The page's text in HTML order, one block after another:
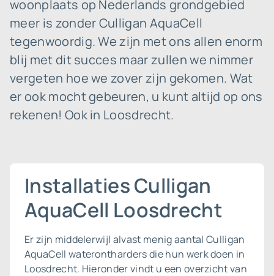
woonplaats op Nederlands grondgebied
meer is zonder Culligan AquaCell
tegenwoordig. We zijn met ons allen enorm
blij met dit succes maar zullen we nimmer
vergeten hoe we zover zijn gekomen. Wat
er ook mocht gebeuren, u kunt altijd op ons
rekenen! Ook in Loosdrecht.
Installaties Culligan
AquaCell Loosdrecht
Er zijn middelerwijl alvast menig aantal Culligan
AquaCell waterontharders die hun werk doen in
Loosdrecht. Hieronder vindt u een overzicht van